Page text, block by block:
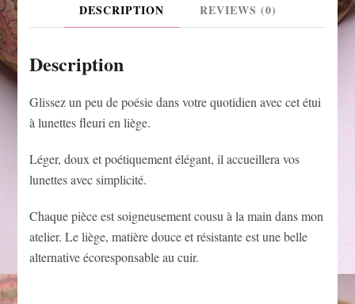
DESCRIPTION REVIEWS (0)
Description
Glissez un peu de poésie dans votre quotidien avec cet étui
à lunettes fleuri en liège.
Léger, doux et poétiquement élégant, il accueillera vos
lunettes avec simplicité.
Chaque pièce est soigneusement cousu à la main dans mon
atelier. Le liège, matière douce et résistante est une belle
alternative écoresponsable au cuir.